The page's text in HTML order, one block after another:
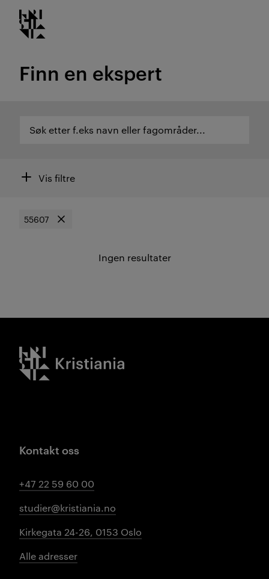
Gå
til
Kristiania logo
Finn en ekspert
Søk etter ekspertområde eller ansatte
Søk etter f.eks navn eller fagområder...
FiltreVis filtre
55607
Fjern filter
Ingen resultater
Kristiania logo
Kontakt oss
+47 22 59 60 00
studier@kristiania.no
Kirkegata 24-26, 0153 Oslo
Alle adresser